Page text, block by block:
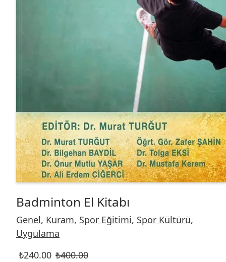
Badminton El Kitabı
Genel, Kuram, Spor Eğitimi, Spor Kültürü,
Uygulama
₺400.00
₺240.00